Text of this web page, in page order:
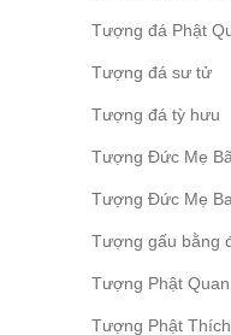
Tượng đá Phật
Tượng đá sư tử
Tượng đá tỳ hưu
Tượng Đức Mẹ
Tượng Đức Mẹ
Tượng gấu bằng
Tượng Phật
Tượng Phật